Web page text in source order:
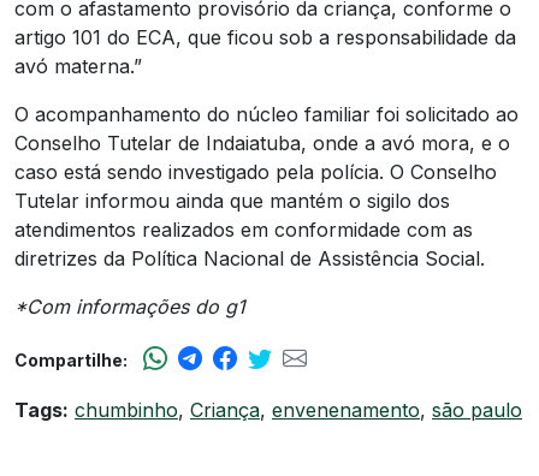
com o afastamento provisório da criança, conforme o
artigo 101 do ECA, que ficou sob a responsabilidade da
avó materna.”
O acompanhamento do núcleo familiar foi solicitado ao
Conselho Tutelar de Indaiatuba, onde a avó mora, e o
caso está sendo investigado pela polícia. O Conselho
Tutelar informou ainda que mantém o sigilo dos
atendimentos realizados em conformidade com as
diretrizes da Política Nacional de Assistência Social.
*Com informações do g1
Compartilhe:
Tags: chumbinho, Criança, envenenamento, são paulo